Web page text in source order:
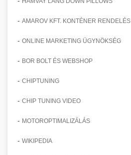
- AMAROV KFT. KONTÉNER RENDELÉS
- ONLINE MARKETING ÜGYNÖKSÉG
- BOR BOLT ÉS WEBSHOP
- CHIPTUNING
- CHIP TUNING VIDEO
- MOTOROPTIMALIZÁLÁS
- WIKIPEDIA